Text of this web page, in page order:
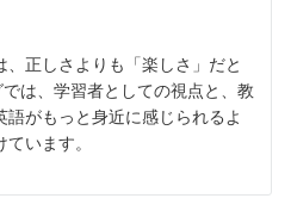
正しさよりも「楽しさ」だと
は、学習者としての視点と、教
がもっと身近に感じられるよ
います。